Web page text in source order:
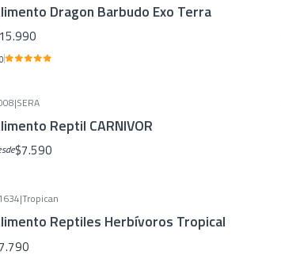
Dragon Barbudo Exo Terra
|SERA
Reptil CARNIVOR
$7.590
|Tropican
Reptiles Herbívoros Tropical